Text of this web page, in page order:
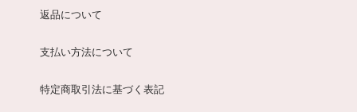
返品について
支払い方法について
特定商取引法に基づく表記